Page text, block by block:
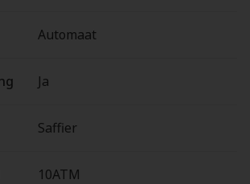
Automaat
Ja
Saffier
10ATM